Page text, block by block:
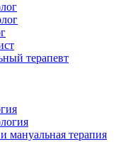
терапевт
мануальная терапия